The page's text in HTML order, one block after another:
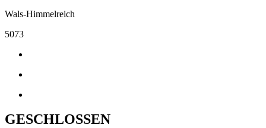
Wals-Himmelreich
5073
GESCHLOSSEN